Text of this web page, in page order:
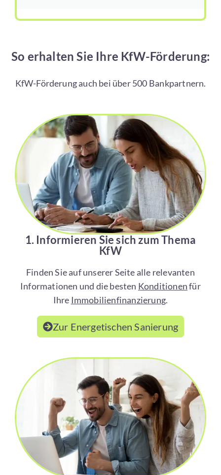
So erhalten Sie Ihre KfW-Förderung:
KfW-Förderung auch bei über 500 Bankpartnern.
1. Informieren Sie sich zum Thema
KfW
Finden Sie auf unserer Seite alle relevanten
Informationen und die besten Konditionenfür
Ihre Immobilienfinanzierung.
Zur Energetischen Sanierung